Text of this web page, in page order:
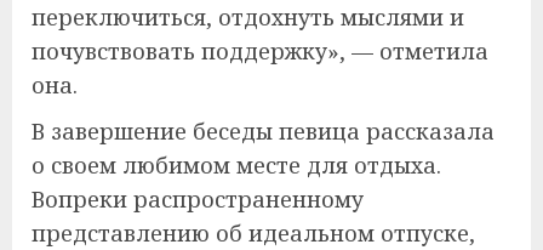
переключиться, отдохнуть мыслями и
почувствовать поддержку», — отметила
она.
В завершение беседы певица рассказала
о своем любимом месте для отдыха.
Вопреки распространенному
представлению об идеальном отпуске,